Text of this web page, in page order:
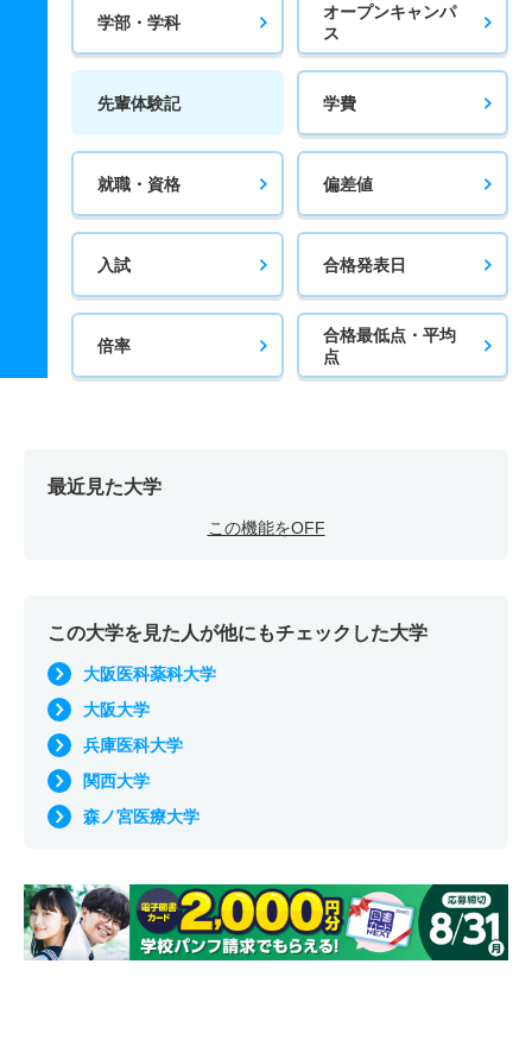
学部・学科
オープンキャンパ
ス
先輩体験記 学費
就職・資格 偏差値
入試 合格発表日
倍率
合格最低点・平均
点
最近見た大学
この機能をOFF
この大学を見た人が他にもチェックした大学
大阪医科薬科大学
大阪大学
兵庫医科大学
関西大学
森ノ宮医療大学